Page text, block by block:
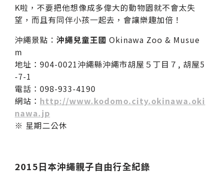
K啦，不要把他想像成多偉大的動物園就不會太失
望，而且有同伴小孩一起去，會讓樂趣加倍！
沖繩景點： 沖繩兒童王國 Okinawa Zoo & Musue
m
地址：904-0021沖繩縣沖繩市胡屋５丁目７, 胡屋5
-7-1
電話：098-933-4190
網站： http://www.kodomo.city.okinawa.oki
nawa.jp
※ 星期二公休
2015日本沖繩親子自由行全紀錄